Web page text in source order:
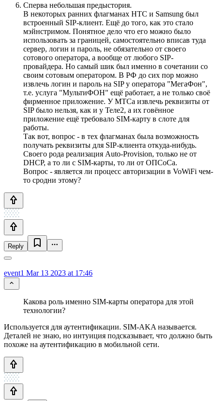
Сперва небольшая предыстория.
В некоторых ранних флагманах HTC и Samsung был
встроенный SIP-клиент. Ещё до того, как это стало
мэйнстримом. Понятное дело что его можно было
использовать за границей, самостоятельно вписав туда
сервер, логин и пароль, не обязательно от своего
сотового оператора, а вообще от любого SIP-
провайдера. Но самый шик был именно в сочетании со
своим сотовым оператором. В РФ до сих пор можно
извлечь логин и пароль на SIP у оператора "МегаФон",
т.е. услуга "МультиФОН" ещё работает, а не только своё
фирменное приложение. У МТСа извлечь реквизиты от
SIP было нельзя, как и у Теле2, а их говённое
приложение ещё требовало SIM-карту в слоте для
работы.
Так вот, вопрос - в тех флагманах была возможность
получать реквизиты для SIP-клиента откуда-нибудь.
Своего рода реализация Auto-Provision, только не от
DHCP, а то ли с SIM-карты, то ли от ОПСоСа.
Вопрос - является ли процесс авторизации в VoWiFi чем-
то сродни этому?
Reply
event1 Mar 13 2023 at 17:46
Какова роль именно SIM-карты оператора для этой
технологии?
Используется для аутентификации. SIM-AKA называется.
Деталей не знаю, но интуиция подсказывает, что должно быть
похоже на аутентификацию в мобильной сети.